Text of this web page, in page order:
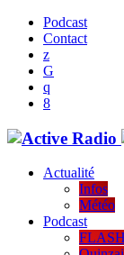
Podcast
Contact
Actualité
Infos
Météo
Podcast